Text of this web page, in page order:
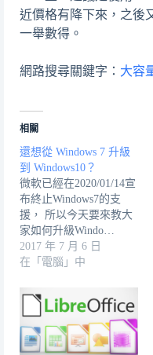
近價格有降下來，之後
一舉數得。
網路搜尋關鍵字： 大容
相關
還想從 Windows 7 升級
到 Windows10？
微軟已經在2020/01/14宣
布終止Windows7的支
援， 所以今天要來教大
家如何升級Windo…
2017 年 7 月 6 日
在「電腦」中